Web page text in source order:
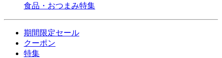
食品・おつまみ特集
期間限定セール
クーポン
特集